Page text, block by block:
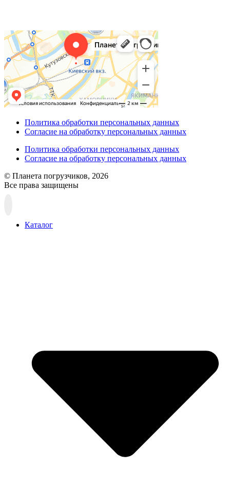
Политика обработки персональных данных
Согласие на обработку персональных данных
Политика обработки персональных данных
Согласие на обработку персональных данных
© Планета погрузчиков, 2026
Все права защищены
Каталог